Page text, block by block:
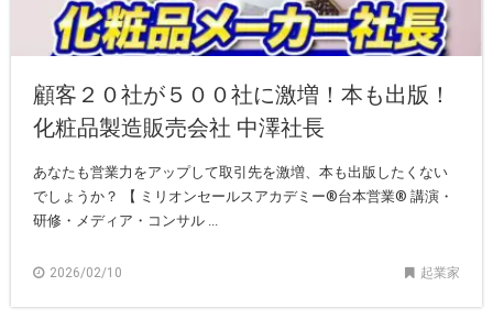
顧客２０社が５００社に激増！本も出版！
化粧品製造販売会社 中澤社長
あなたも営業力をアップして取引先を激増、本も出版したくない
でしょうか？ 【 ミリオンセールスアカデミー®︎台本営業®︎ 講演・
研修・メディア・コンサル ...
2026/02/10 起業家